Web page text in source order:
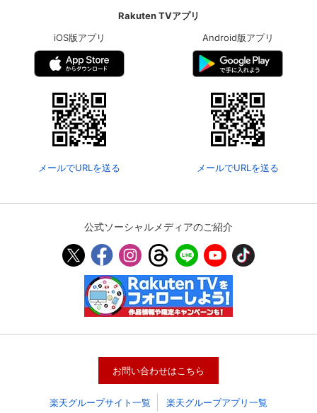
会員情報
決済方法変更 決済方法の変更が可能です。
Rakuten TVアプリ
iOS版アプリ
メールでURLを送る
Android版アプリ
メールでURLを送る
公式ソーシャルメディアのご紹介
お問い合わせはこちら
楽天グループサイト一覧 楽天グループアプリ一覧